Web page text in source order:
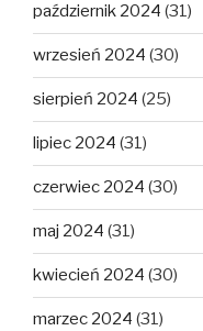
październik 2024 (31)
wrzesień 2024 (30)
sierpień 2024 (25)
lipiec 2024 (31)
czerwiec 2024 (30)
maj 2024 (31)
kwiecień 2024 (30)
marzec 2024 (31)